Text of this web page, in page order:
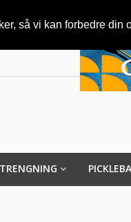
så vi kan forbedre din